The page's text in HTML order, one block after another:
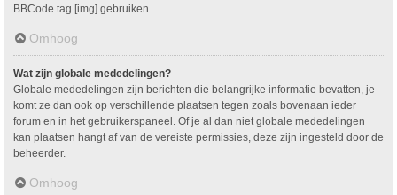
BBCode tag [img] gebruiken.
Omhoog
Wat zijn globale mededelingen?
Globale mededelingen zijn berichten die belangrijke informatie bevatten, je
komt ze dan ook op verschillende plaatsen tegen zoals bovenaan ieder
forum en in het gebruikerspaneel. Of je al dan niet globale mededelingen
kan plaatsen hangt af van de vereiste permissies, deze zijn ingesteld door de
beheerder.
Omhoog